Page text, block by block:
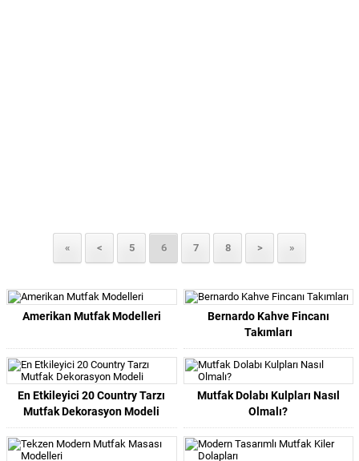
« < 5 6 7 8 > »
Amerikan Mutfak Modelleri
Bernardo Kahve Fincanı
Takımları
En Etkileyici 20 Country Tarzı
Mutfak Dekorasyon Modeli
Mutfak Dolabı Kulpları Nasıl
Olmalı?